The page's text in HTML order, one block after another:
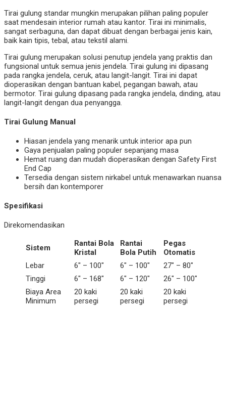
Tirai gulung standar mungkin merupakan pilihan paling populer
saat mendesain interior rumah atau kantor. Tirai ini minimalis,
sangat serbaguna, dan dapat dibuat dengan berbagai jenis kain,
baik kain tipis, tebal, atau tekstil alami.
Tirai gulung merupakan solusi penutup jendela yang praktis dan
fungsional untuk semua jenis jendela. Tirai gulung ini dipasang
pada rangka jendela, ceruk, atau langit-langit. Tirai ini dapat
dioperasikan dengan bantuan kabel, pegangan bawah, atau
bermotor. Tirai gulung dipasang pada rangka jendela, dinding, atau
langit-langit dengan dua penyangga.
Tirai Gulung Manual
Hiasan jendela yang menarik untuk interior apa pun
Gaya penjualan paling populer sepanjang masa
Hemat ruang dan mudah dioperasikan dengan Safety First
End Cap
Tersedia dengan sistem nirkabel untuk menawarkan nuansa
bersih dan kontemporer
Spesifikasi
Direkomendasikan
Sistem
Rantai Bola
Kristal
Rantai
Bola Putih
Pegas
Otomatis
Lebar
6″ – 100″ 6″ – 100″
27″ – 80″
Tinggi
6″ – 168″ 6″ – 120″
26″ – 100″
Biaya Area
Minimum
20 kaki
persegi
20 kaki
persegi
20 kaki
persegi